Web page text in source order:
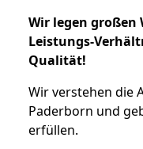
Wir legen großen
Leistungs-
Qualität!
Wir verstehen die
Paderborn und
erfüllen.